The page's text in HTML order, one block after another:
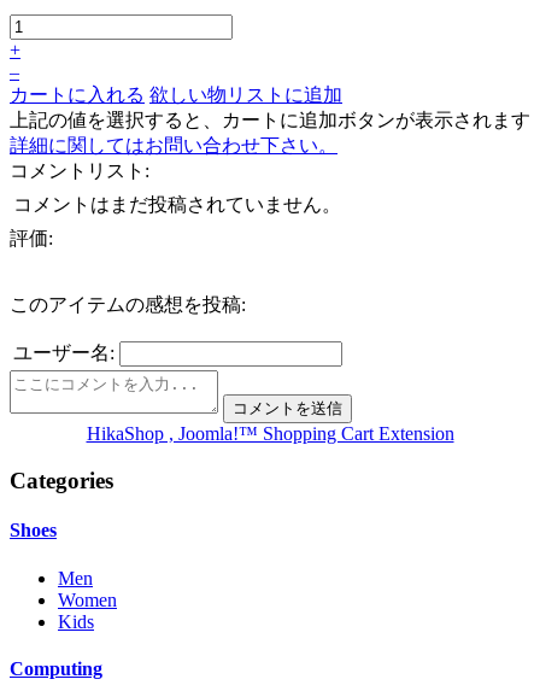
+
–
カートに入れる 欲しい物リストに追加
上記の値を選択すると、カートに追加ボタンが表示されます
詳細に関してはお問い合わせ下さい。
コメントリスト:
コメントはまだ投稿されていません。
評価:
このアイテムの感想を投稿:
ユーザー名:
HikaShop , Joomla!™ Shopping Cart Extension
Categories
Shoes
Men
Women
Kids
Computing